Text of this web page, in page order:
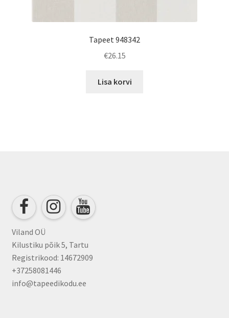
Tapeet 948342
€26.15
Lisa korvi
Viland OÜ
Kilustiku põik 5, Tartu
Registrikood: 14672909
+37258081446
info@tapeedikodu.ee